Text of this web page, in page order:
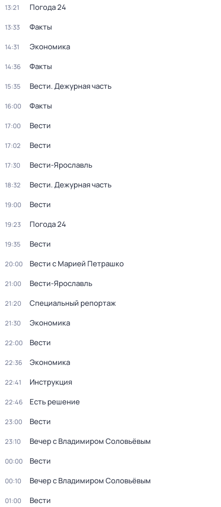
13:21 Погода 24
13:33 Факты
14:31 Экономика
14:36 Факты
15:35 Вести. Дежурная часть
16:00 Факты
17:00 Вести
17:02 Вести
17:30 Вести-Ярославль
18:32 Вести. Дежурная часть
19:00 Вести
19:23 Погода 24
19:35 Вести
20:00 Вести с Марией Петрашко
21:00 Вести-Ярославль
21:20 Специальный репортаж
21:30 Экономика
22:00 Вести
22:36 Экономика
22:41 Инструкция
22:46 Есть решение
23:00 Вести
23:10 Вечер с Владимиром Соловьёвым
00:00 Вести
00:10 Вечер с Владимиром Соловьёвым
01:00 Вести